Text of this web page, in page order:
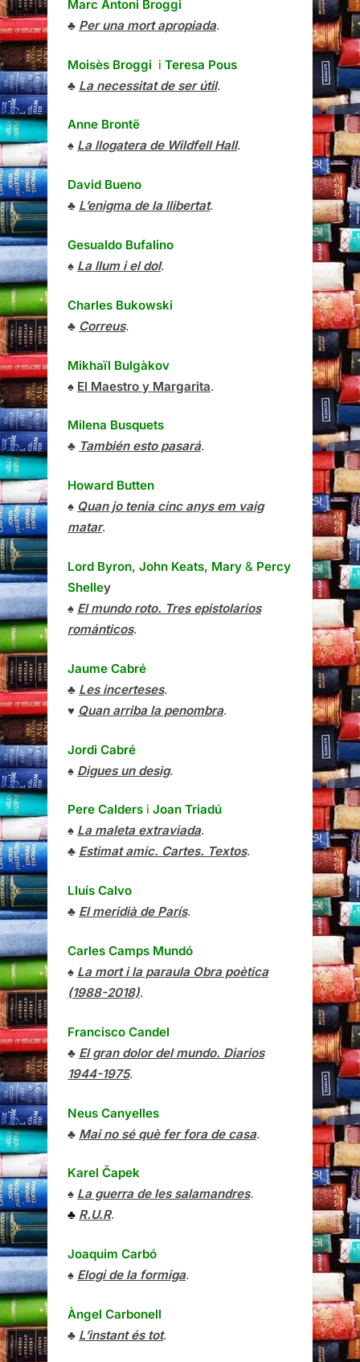
Marc Antoni Broggi
♣ Per una mort apropiada.
Moisès Broggi i Teresa Pous
♣ La necessitat de ser útil.
Anne Brontë
♠ La llogatera de Wildfell Hall.
David Bueno
♣ L’enigma de la llibertat.
Gesualdo Bufalino
♠ La llum i el dol.
Charles Bukowski
♣ Correus.
Mikhaïl Bulgàkov
♠ El Maestro y Margarita.
Milena Busquets
♣ También esto pasará.
Howard Butten
♠ Quan jo tenia cinc anys em vaig
matar.
Lord Byron, John Keats, Mary & Percy
Shelley
♠ El mundo roto. Tres epistolarios
románticos.
Jaume Cabré
♣ Les incerteses.
♥ Quan arriba la penombra.
Jordi Cabré
♠ Digues un desig.
Pere Calders i Joan Triadú
♠ La maleta extraviada.
♣ Estimat amic. Cartes. Textos.
Lluís Calvo
♣ El meridià de París.
Carles Camps Mundó
♠ La mort i la paraula Obra poètica
(1988-2018).
Francisco Candel
♣ El gran dolor del mundo. Diarios
1944-1975.
Neus Canyelles
♣ Mai no sé què fer fora de casa.
Karel Čapek
♠ La guerra de les salamandres.
♣ R.U.R.
Joaquim Carbó
♠ Elogi de la formiga.
Àngel Carbonell
♣ L’instant és tot.